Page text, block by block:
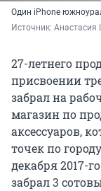
Один iPhone
Источник: Анастасия
27-летнего
присвоении
забрал на
магазин по
аксессуаров,
точек по
декабря 2017-
забрал 3